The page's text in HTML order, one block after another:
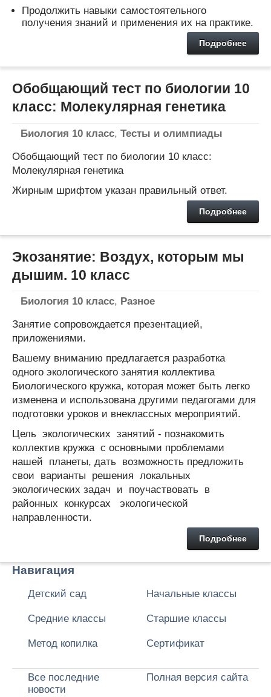
Продолжить навыки самостоятельного
получения знаний и применения их на практике.
Подробнее
Обобщающий тест по биологии 10
класс: Молекулярная генетика
Биология 10 класс, Тесты и олимпиады
Обобщающий тест по биологии 10 класс:
Молекулярная генетика
Жирным шрифтом указан правильный ответ.
Подробнее
Экозанятие: Воздух, которым мы
дышим. 10 класс
Биология 10 класс, Разное
Занятие сопровождается презентацией,
приложениями.
Вашему вниманию предлагается разработка
одного экологического занятия коллектива
Биологического кружка, которая может быть легко
изменена и использована другими педагогами для
подготовки уроков и внеклассных мероприятий.
Цель экологических занятий - познакомить
коллектив кружка с основными проблемами
нашей планеты, дать возможность предложить
свои варианты решения локальных
экологических задач и поучаствовать в
районных конкурсах экологической
направленности.
Подробнее
Навигация
Детский сад Начальные классы
Средние классы Старшие классы
Метод копилка Сертификат
Все последние
новости
Полная версия сайта